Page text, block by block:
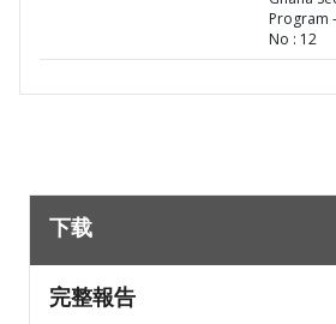
Program
No : 12
下载
完整報告